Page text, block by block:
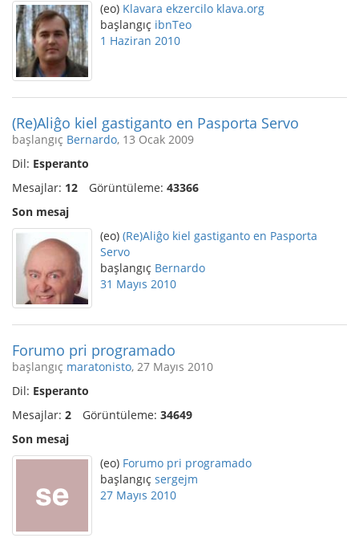
(eo) Klavara ekzercilo klava.org
başlangıç ibnTeo
1 Haziran 2010
(Re)Aliĝo kiel gastiganto en Pasporta Servo
başlangıç Bernardo, 13 Ocak 2009
Dil: Esperanto
Mesajlar: 12 Görüntüleme: 43366
Son mesaj
(eo) (Re)Aliĝo kiel gastiganto en Pasporta
Servo
başlangıç Bernardo
31 Mayıs 2010
Forumo pri programado
başlangıç maratonisto, 27 Mayıs 2010
Dil: Esperanto
Mesajlar: 2 Görüntüleme: 34649
Son mesaj
(eo) Forumo pri programado
başlangıç sergejm
27 Mayıs 2010